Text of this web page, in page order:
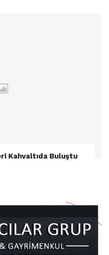
Kahvaltıda Buluştu